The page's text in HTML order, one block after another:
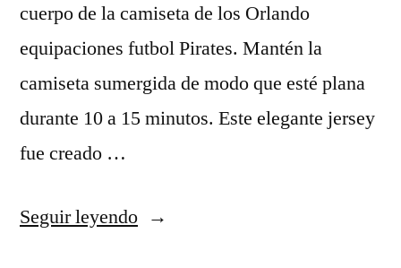
cuerpo de la camiseta de los Orlando
equipaciones futbol Pirates. Mantén la
camiseta sumergida de modo que esté plana
durante 10 a 15 minutos. Este elegante jersey
fue creado …
Seguir leyendo«camisetas